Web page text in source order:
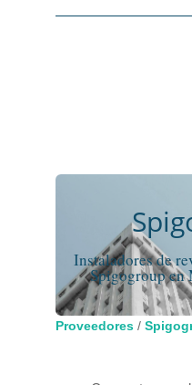
Instaladores de
Spigogroup
Proveedores/